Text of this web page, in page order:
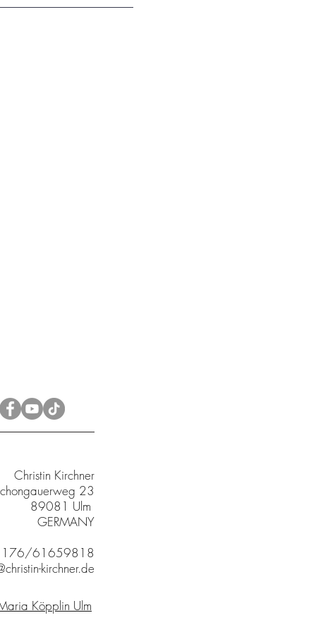
Christin Kirchner
23
89081 Ulm
GERMANY
176/61659818
kirchner.de
Köpplin Ulm